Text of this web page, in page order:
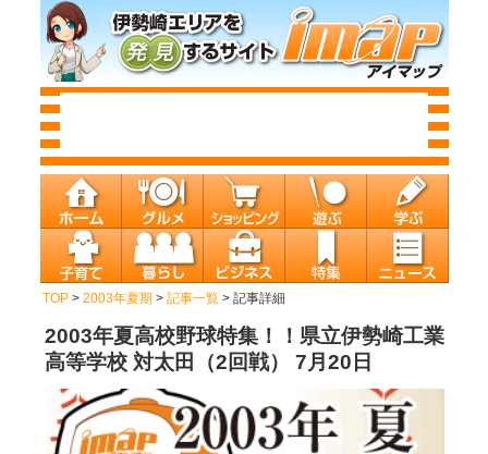
TOP> 2003年夏期 > 記事一覧> 記事詳細
2003年夏高校野球特集！！県立伊勢崎工業
高等学校 対太田（2回戦） 7月20日